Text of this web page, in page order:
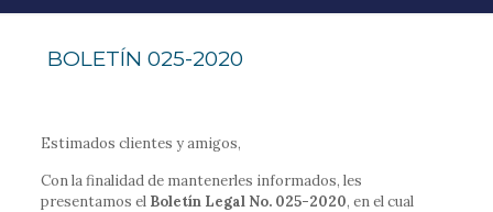
BOLETÍN 025-2020
Estimados clientes y amigos,
Con la finalidad de mantenerles informados, les
presentamos el Boletín Legal No. 025-2020, en el cual